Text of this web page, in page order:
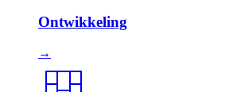
Ontwikkeling
→